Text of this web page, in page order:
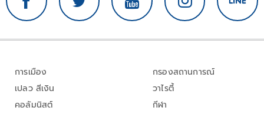
การเมือง
เปลว สีเงิน
คอลัมนิสต์
กรองสถานการณ์
วาไรตี้
กีฬา